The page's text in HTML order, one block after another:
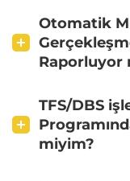
Otomatik
Raporluyor
TFS/DBS
miyim?